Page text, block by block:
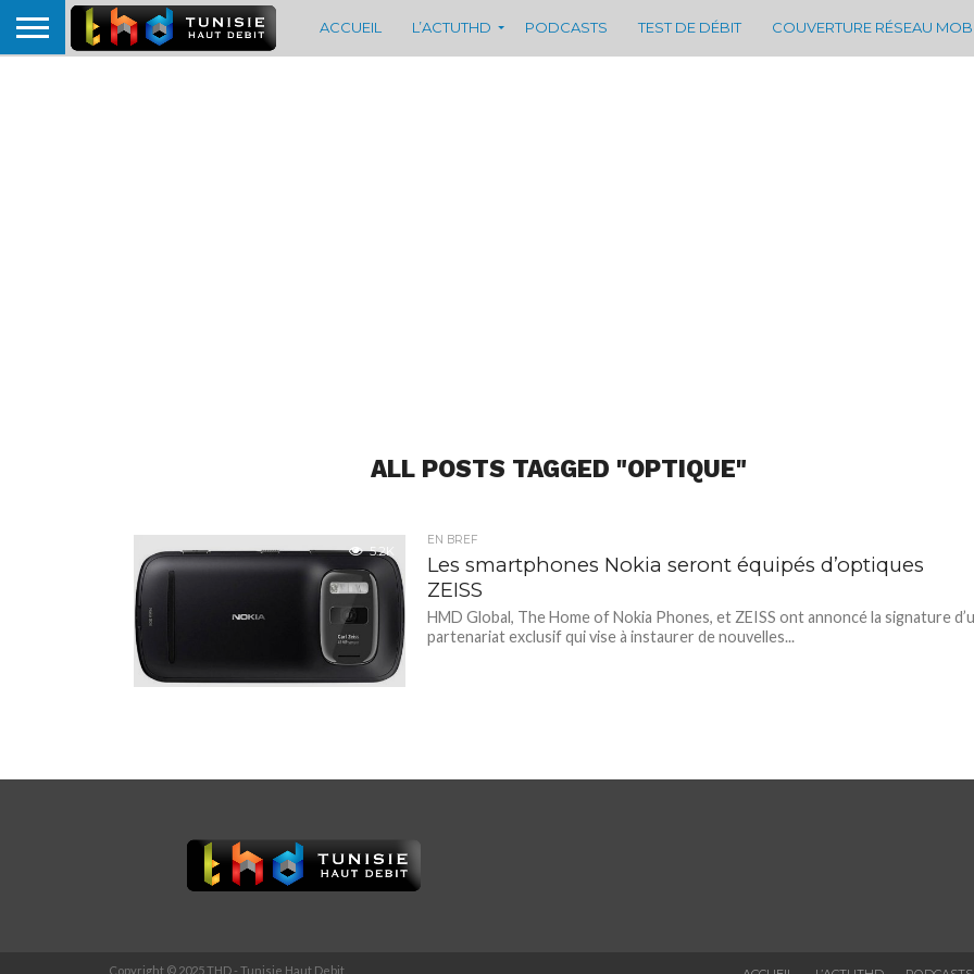
ACCUEIL L’ACTUTHD PODCASTS TEST DE DÉBIT COUVERTURE RÉSEAU
ALL POSTS TAGGED "OPTIQUE"
5.2K
EN BREF
Les smartphones Nokia seront équipés d’optiques
ZEISS
HMD Global, The Home of Nokia Phones, et ZEISS ont annoncé la signature
partenariat exclusif qui vise à instaurer de nouvelles...
Copyright © 2025 THD - Tunisie Haut Debit.